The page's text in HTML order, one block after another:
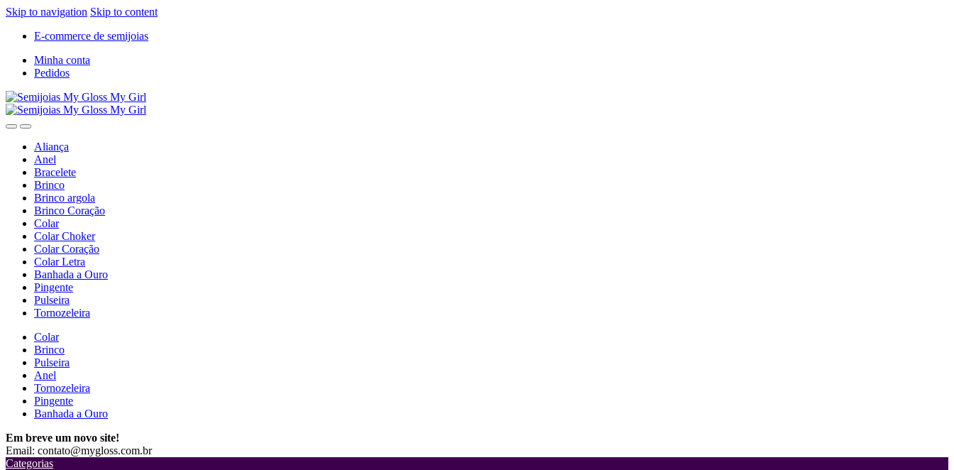
Skip to navigation Skip to content
E-commerce de semijoias
Minha conta
Pedidos
Aliança
Anel
Bracelete
Brinco
Brinco argola
Brinco Coração
Colar
Colar Choker
Colar Coração
Colar Letra
Banhada a Ouro
Pingente
Pulseira
Tornozeleira
Colar
Brinco
Pulseira
Anel
Tornozeleira
Pingente
Banhada a Ouro
Em breve um novo site!
Email: contato@mygloss.com.br
Categorias